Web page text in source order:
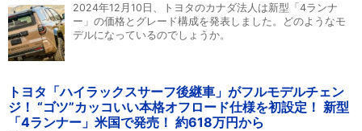
2024年12月10日、トヨタのカナダ法人は新型「4ランナ
ー」の価格とグレード構成を発表しました。どのようなモ
デルになっているのでしょうか。
トヨタ「ハイラックスサーフ後継車」がフルモデルチェン
ジ！ “ゴツ”カッコいい本格オフロード仕様を初設定！ 新型
「4ランナー」米国で発売！ 約618万円から